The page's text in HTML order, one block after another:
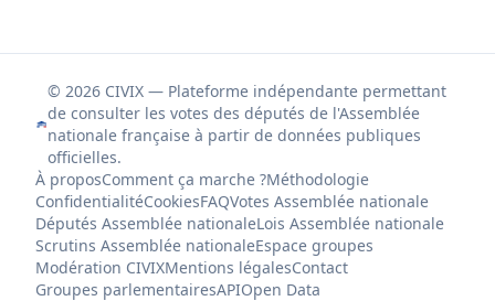
© 2026 CIVIX — Plateforme indépendante permettant
de consulter les votes des députés de l'Assemblée
nationale française à partir de données publiques
officielles.
À proposComment ça marche ?Méthodologie
ConfidentialitéCookiesFAQVotes Assemblée nationale
Députés Assemblée nationaleLois Assemblée nationale
Scrutins Assemblée nationaleEspace groupes
Modération CIVIXMentions légalesContact
Groupes parlementairesAPIOpen Data